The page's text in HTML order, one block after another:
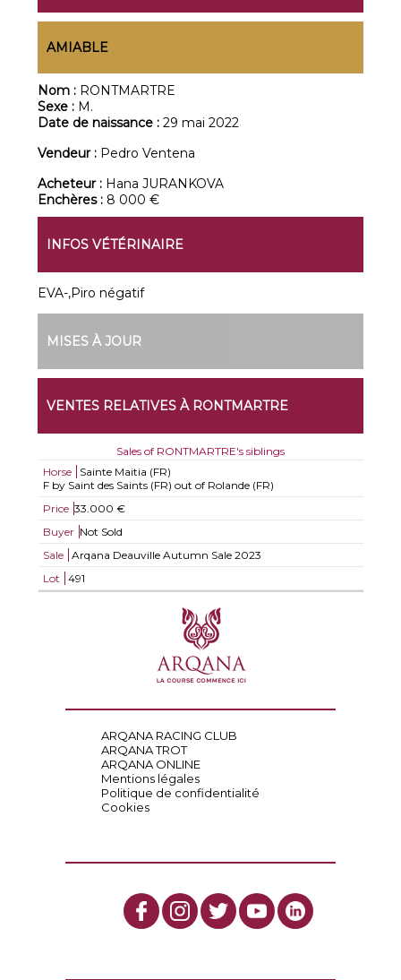
AMIABLE
Nom : RONTMARTRE
Sexe : M.
Date de naissance :29 mai 2022
Vendeur : Pedro Ventena
Acheteur : Hana JURANKOVA
Enchères : 8 000 €
INFOS VÉTÉRINAIRE
EVA-,Piro négatif
MISES À JOUR
VENTES RELATIVES À RONTMARTRE
Sales of RONTMARTRE's siblings
Horse
Sainte Maitia (FR)
F by Saint des Saints (FR) out of Rolande (FR)
Price 33.000 €
Buyer Not Sold
Sale
Arqana Deauville Autumn Sale 2023
Lot
491
ARQANA RACING CLUB
ARQANA TROT
ARQANA ONLINE
Mentions légales
Politique de confidentialité
Cookies